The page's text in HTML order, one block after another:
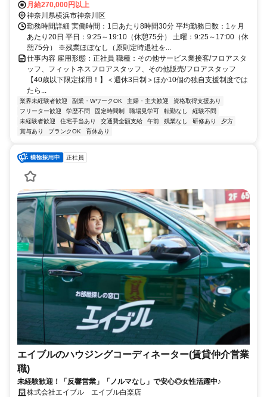
月給270,000円以上
神奈川県横浜市神奈川区
勤務時間詳細 実働時間：1日あたり8時間30分 平均勤務日数：1ヶ月
あたり20日 平日：9:25～19:10（休憩75分） 土曜：9:25～17:00（休
憩75分） ※残業ほぼなし（原則定時退社を...
仕事内容 雇用形態：正社員 職種：その他サービス業接客/フロアスタ
ッフ、フィットネスフロアスタッフ、その他販売/フロアスタッフ
【40歳以下限定採用！】＜週休3日制＞ほか10個の独自支援制度では
たら...
業界未経験者歓迎 副業・WワークOK 主婦・主夫歓迎
資格取得支援あり
フリーター歓迎
学歴不問 固定時間制 職場見学可 転勤なし
経験不問
未経験者歓迎
住宅手当あり 交通費全額支給 午前 残業なし 研修あり
夕方
賞与あり
ブランクOK 育休あり
正社員
エイブルのハウジングコーディネーター(賃貸仲介営業
職)
未経験歓迎！「反響営業」「ノルマなし」で安心◎女性活躍中♪
株式会社エイブル エイブル白楽店